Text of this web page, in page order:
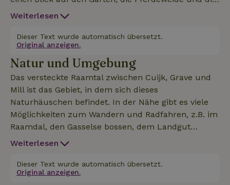
Obstbäume. Das ganze Jahr über ist es möglich,
eingezäunten Garten zu sitzen. Du kannst die Tiere,
die wir freilaufend halten und die man im nahe
gelegenen Naturschutzgebiet beobachten kann, wie
Rehe, Vögel, Dachse und Füchse, in vollen Zügen
genießen. Aber vor allem die Stille wird dich
beeindrucken. Das Cottage hat eine voll
ausgestattete Küche und ein Wohnzimmer mit
Holzofen. Es gibt ein Badezimmer mit begehbarer
befinden sich 2 Schlafzimmer mit luxuriösen
Doppelbetten. Im Garten gibt es einen Whirlpool. Im
Schuppen stehen Mülltonnen und Hängematte,
Weiterlesen
Dieser Text wurde automatisch übersetzt.
Original anzeigen.
Natur und Umgebung
Das versteckte Raamtal zwischen Cuijk, Grave und
Mill ist das Gebiet, in dem sich dieses
Naturhäuschen befindet. In der Nähe gibt es viele
Möglichkeiten zum Wandern und Radfahren, z.B. im
Raamdal, den Gasselse bossen, dem Landgut
Tongelaar mit seinem Schloss und dem
Wassersport ist in den Kraaienbergse plassen, im
Naturreservat de Kuilen und im Erholungsgebiet
Weiterlesen
Dieser Text wurde automatisch übersetzt.
Original anzeigen.